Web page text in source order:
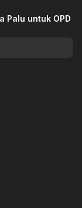
Palu untuk OPD